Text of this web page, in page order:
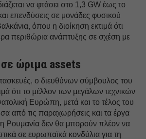
να φτάσει στο 1,3 GW έως το
επενδύσεις σε μονάδες φυσικού
όπου η διοίκηση εκτιμά ότι
περιθώρια ανάπτυξης σε σχέση με
ώριμα assets
ο διευθύνων σύμβουλος του
ότι το μέλλον των μεγάλων τεχνικών
Ευρώπη, μετά και το τέλος του
από τις παραχωρήσεις και τα έργα
Ρουμανία δεν θα μπορούν πλέον να
σε ευρωπαϊκά κονδύλια για τη